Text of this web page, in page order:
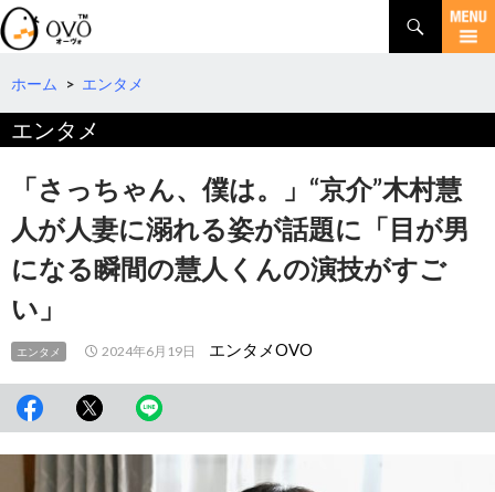
検
索
コ
テ
へ
ホーム > エンタメ
エンタメ
「さっちゃん、僕は。」“京介”木村慧
人が人妻に溺れる姿が話題に「目が男
になる瞬間の慧人くんの演技がすご
い」
エンタメ 2024年6月19日 エンタメOVO